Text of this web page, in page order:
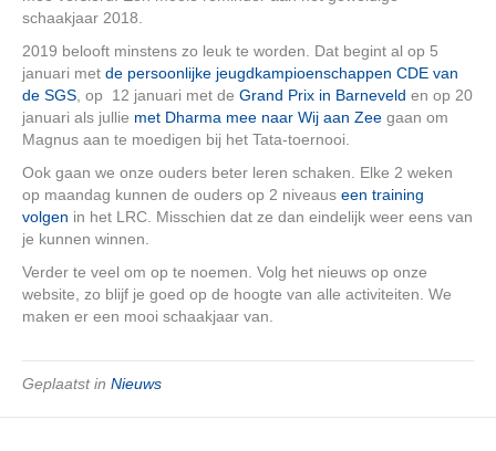
schaakjaar 2018.
2019 belooft minstens zo leuk te worden. Dat begint al op 5
januari met de persoonlijke jeugdkampioenschappen CDE van
de SGS , op 12 januari met de Grand Prix in Barneveld en op 20
januari als jullie met Dharma mee naar Wij aan Zee gaan om
Magnus aan te moedigen bij het Tata-toernooi.
Ook gaan we onze ouders beter leren schaken. Elke 2 weken
op maandag kunnen de ouders op 2 niveaus een training
volgen in het LRC. Misschien dat ze dan eindelijk weer eens van
je kunnen winnen.
Verder te veel om op te noemen. Volg het nieuws op onze
website, zo blijf je goed op de hoogte van alle activiteiten. We
maken er een mooi schaakjaar van.
Geplaatst in Nieuws